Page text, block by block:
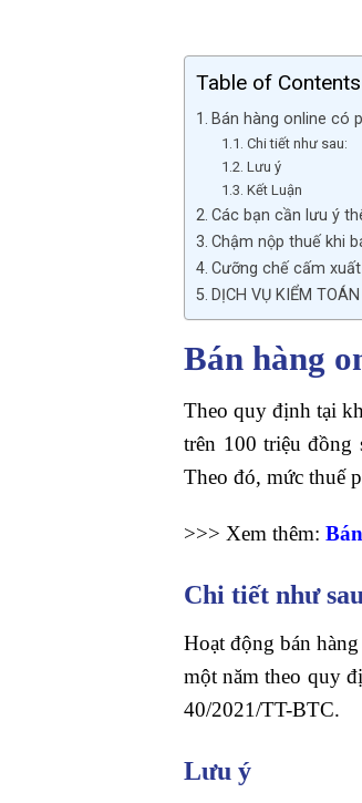
Table of Contents
Bán hàng online có
Chi tiết như sau:
Lưu ý
Kết Luận
Các bạn cần lưu ý
Chậm nộp thuế khi
Cưỡng chế cấm
DỊCH VỤ KIỂM
Bán hàng
Theo quy định tại
trên 100 triệu đồng
Theo đó, mức thuế
>>> Xem thêm:
Chi tiết như
Hoạt động bán
một năm theo quy
40/2021/TT-BTC.
Lưu ý